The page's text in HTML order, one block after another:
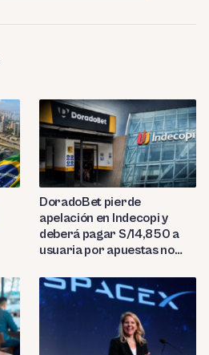
DoradoBet pierde
apelación en Indecopi y
deberá pagar S/14,850 a
usuaria por apuestas no